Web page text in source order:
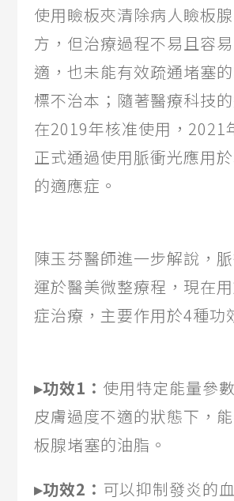
使用瞼板夾清除病人瞼板
方，但治療過程不易且容
適，也未能有效疏通堵塞
標不治本；隨著醫療科技
在2019年核准使用，2021
正式通過使用脈衝光應用
的適應症。
陳玉芬醫師進一步解說，
運於醫美微整療程，現在
症治療，主要作用於4種功
▸功效1： 使用特定能量參
皮膚過度不適的狀態下，
板腺堵塞的油脂。
▸功效2： 可以抑制發炎的